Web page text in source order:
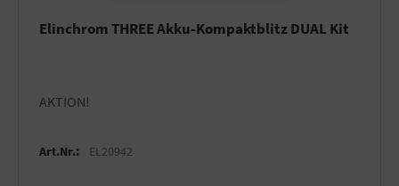
Elinchrom THREE Akku-Kompaktblitz DUAL Kit
AKTION!
Art.Nr.: EL20942